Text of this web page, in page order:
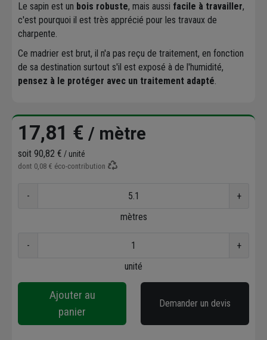
Le sapin est un bois robuste, mais aussi facile à travailler,
c'est pourquoi il est très apprécié pour les travaux de
charpente.
Ce madrier est brut, il n'a pas reçu de traitement, en fonction
de sa destination surtout s'il est exposé à de l'humidité,
pensez à le protéger avec un traitement adapté.
17,81 € / mètre
soit 90,82 € / unité
dont 0,08 € éco-contribution
-
+
mètres
-
+
unité
Ajouter au
panier
Demander un devis